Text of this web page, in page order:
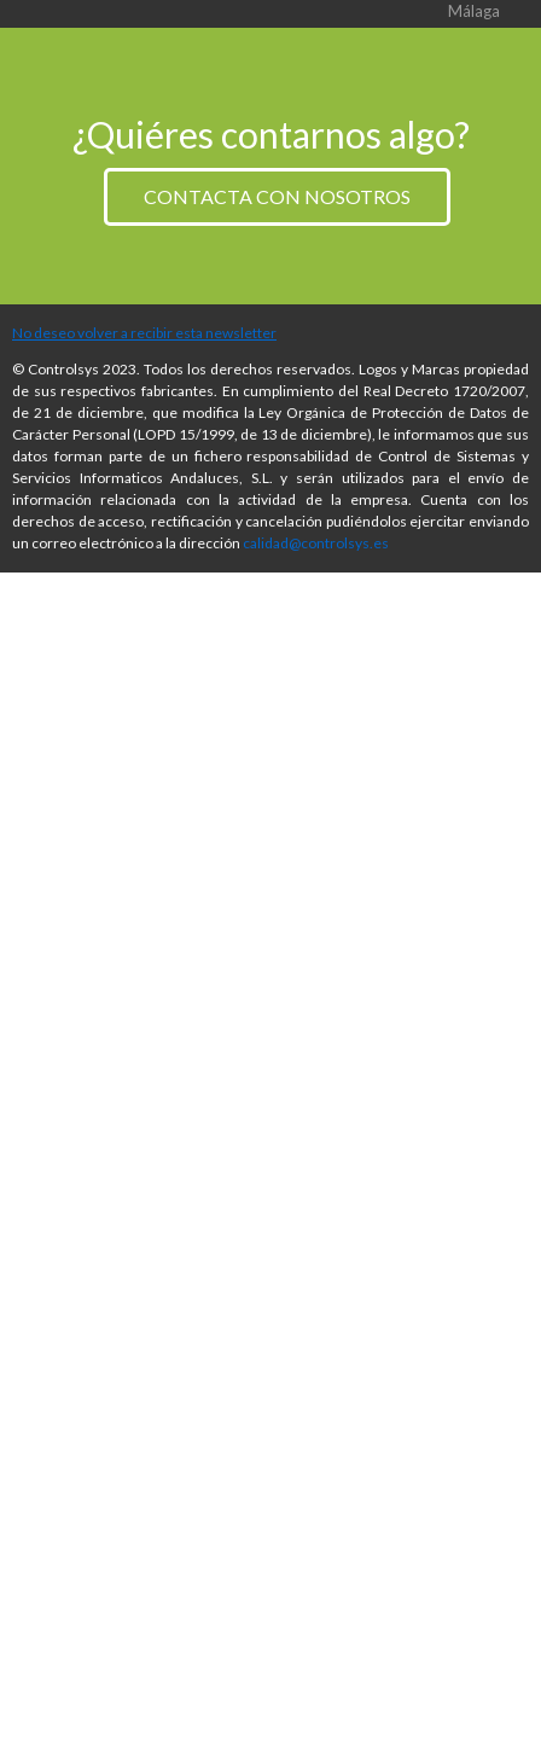
Málaga
¿Quiéres contarnos algo?
CONTACTA CON NOSOTROS
No deseo volver a recibir esta newsletter
© Controlsys 2023. Todos los derechos reservados. Logos y Marcas propiedad
de sus respectivos fabricantes. En cumplimiento del Real Decreto 1720/2007,
de 21 de diciembre, que modifica la Ley Orgánica de Protección de Datos de
Carácter Personal (LOPD 15/1999, de 13 de diciembre), le informamos que sus
datos forman parte de un fichero responsabilidad de Control de Sistemas y
Servicios Informaticos Andaluces, S.L. y serán utilizados para el envío de
información relacionada con la actividad de la empresa. Cuenta con los
derechos de acceso, rectificación y cancelación pudiéndolos ejercitar enviando
un correo electrónico a la dirección calidad@controlsys.es